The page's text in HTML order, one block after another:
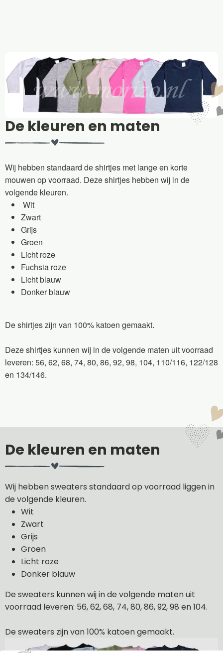
De kleuren en maten
Wij hebben standaard de shirtjes met lange en korte
mouwen op voorraad. Deze shirtjes hebben wij in de
volgende kleuren.
Wit
Zwart
Grijs
Groen
Licht roze
Fuchsia roze
Licht blauw
Donker blauw
De shirtjes zijn van 100% katoen gemaakt.
Deze shirtjes kunnen wij in de volgende maten uit voorraad
leveren: 56, 62, 68, 74, 80, 86, 92, 98, 104, 110/116, 122/128
en 134/146.
De kleuren en maten
Wij hebben sweaters standaard op voorraad liggen in
de volgende kleuren.
Wit
Zwart
Grijs
Groen
Licht roze
Donker blauw
De sweaters kunnen wij in de volgende maten uit
voorraad leveren: 56, 62, 68, 74, 80, 86, 92, 98 en 104.
De sweaters zijn van 100% katoen gemaakt.